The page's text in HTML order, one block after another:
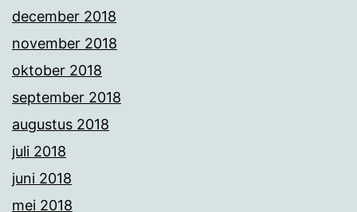
december 2018
november 2018
oktober 2018
september 2018
augustus 2018
juli 2018
juni 2018
mei 2018